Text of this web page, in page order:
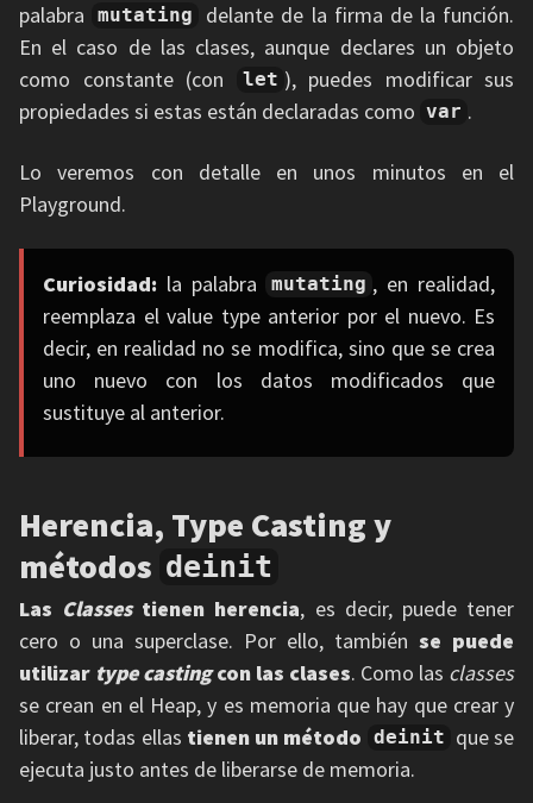
palabra
mutating
delante de la firma de la función.
En el caso de las clases, aunque declares un objeto
como constante (con
let ), puedes modificar sus
propiedades si estas están declaradas como var .
Lo veremos con detalle en unos minutos en el
Playground.
Curiosidad: la palabra mutating , en realidad,
reemplaza el value type anterior por el nuevo. Es
decir, en realidad no se modifica, sino que se crea
uno nuevo con los datos modificados que
sustituye al anterior.
Herencia, Type Casting y
métodos deinit
Las Classestienen herencia, es decir, puede tener
cero o una superclase. Por ello, también se puede
utilizar type castingcon las clases. Como las classes
se crean en el Heap, y es memoria que hay que crear y
liberar, todas ellas tienen un método deinit que se
ejecuta justo antes de liberarse de memoria.